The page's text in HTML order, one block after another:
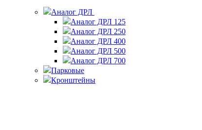
Аналог ДРЛ
Аналог ДРЛ 125
Аналог ДРЛ 250
Аналог ДРЛ 400
Аналог ДРЛ 500
Аналог ДРЛ 700
Парковые
Кронштейны